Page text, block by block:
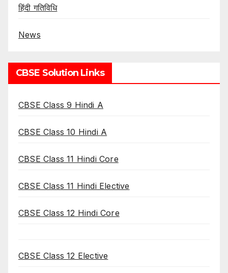
हिंदी गतिविधि
News
CBSE Solution Links
CBSE Class 9 Hindi A
CBSE Class 10 Hindi A
CBSE Class 11 Hindi Core
CBSE Class 11 Hindi Elective
CBSE Class 12 Hindi Core
CBSE Class 12 Elective